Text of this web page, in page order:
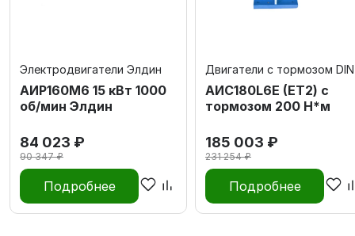
Электродвигатели Элдин
АИР160М6 15 кВт 1000
об/мин Элдин
84 023 ₽
90 347 ₽
Подробнее
Двигатели с тормозом DIN
AИC180L6Е (ET2) с
тормозом 200 Н*м
185 003 ₽
231 254 ₽
Подробнее